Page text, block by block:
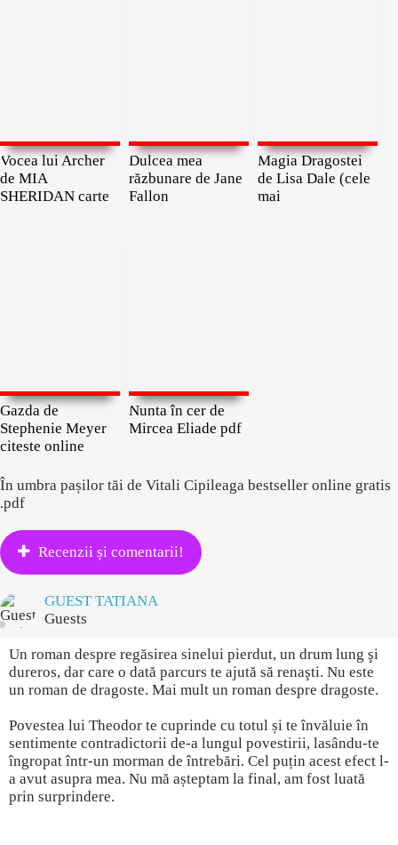
Vocea lui Archer
de MIA
SHERIDAN carte
Dulcea mea
răzbunare de Jane
Fallon
Magia Dragostei
de Lisa Dale (cele
mai
Gazda de
Stephenie Meyer
citeste online
Nunta în cer de
Mircea Eliade pdf
În umbra pașilor tăi de Vitali Cipileaga bestseller online gratis
.pdf
Recenzii și comentarii!
GUEST TATIANA
Guests
Un roman despre regăsirea sinelui pierdut, un drum lung şi
dureros, dar care o dată parcurs te ajută să renaşti. Nu este
un roman de dragoste. Mai mult un roman despre dragoste.
Povestea lui Theodor te cuprinde cu totul și te învăluie în
sentimente contradictorii de-a lungul povestirii, lasându-te
îngropat într-un morman de întrebări. Cel puțin acest efect l-
a avut asupra mea. Nu mă așteptam la final, am fost luată
prin surprindere.